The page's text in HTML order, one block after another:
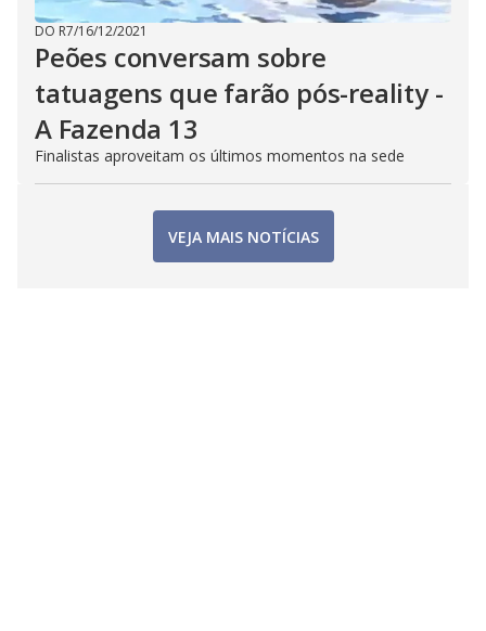
DO R7/16/12/2021
Peões conversam sobre
tatuagens que farão pós-reality -
A Fazenda 13
Finalistas aproveitam os últimos momentos na sede
VEJA MAIS NOTÍCIAS